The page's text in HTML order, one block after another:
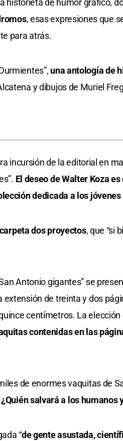
historieta de humor gráfico,
, esas expresiones que
para atrás.
una antología de
y dibujos de Muriel
incursión de la editorial en
El deseo de Walter Koza
dedicada a los
dos proyectos, que “si
Antonio gigantes” se
de treinta y dos
centímetros. La
contenidas en las
de enormes vaquitas de
¿Quién salvará a los humanos
“de gente asustada,